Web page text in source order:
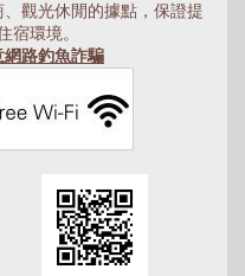
觀光休閒的據點，保證提
宿環境。
網路釣魚詐騙